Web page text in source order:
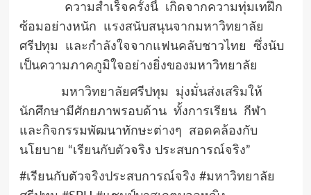
ความสำเร็จครั้งนี้ เกิดจากความทุ่มเทฝึก
ซ้อมอย่างหนัก แรงสนับสนุนจากมหาวิทยาลัย
ศรีปทุม และกำลังใจจากแฟนคลับชาวไทย ซึ่งนับ
เป็นความภาคภูมิใจอย่างยิ่งของมหาวิทยาลัย
มหาวิทยาลัยศรีปทุม มุ่งมั่นส่งเสริมให้
นักศึกษามีศักยภาพรอบด้าน ทั้งการเรียน กีฬา
และกิจกรรมพัฒนาทักษะต่างๆ สอดคล้องกับ
นโยบาย “เรียนกับตัวจริง ประสบการณ์จริง”
#เรียนกับตัวจริงประสบการณ์จริง #มหาวิทยาลัย